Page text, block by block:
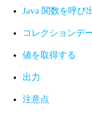
Java 関数を呼び
コレクションデ
値を取得する
出力
注意点